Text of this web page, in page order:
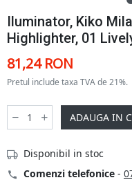
Iluminator, Kiko
Highlighter, 01
81,24 RON
Pretul include taxa TVA de 21%.
ADAUGA IN
Disponibil in stoc
Comenzi telefonice -